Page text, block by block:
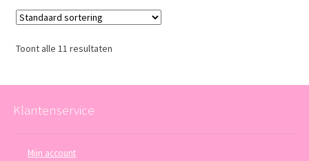
Toont alle 11 resultaten
Klantenservice
Mijn account